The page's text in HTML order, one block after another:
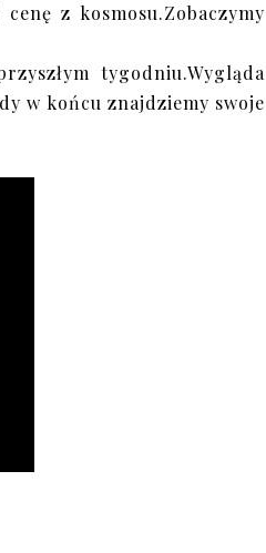
z kosmosu.Zobaczymy
tygodniu.Wygląda
w końcu znajdziemy swoje